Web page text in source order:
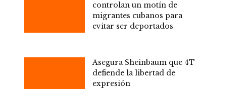
controlan un motín de
migrantes cubanos para
evitar ser deportados
Asegura Sheinbaum que 4T
defiende la libertad de
expresión